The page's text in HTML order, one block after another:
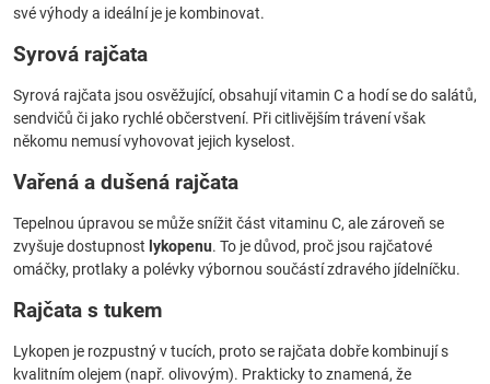
své výhody a ideální je je kombinovat.
Syrová rajčata
Syrová rajčata jsou osvěžující, obsahují vitamin C a hodí se do salátů,
sendvičů či jako rychlé občerstvení. Při citlivějším trávení však
někomu nemusí vyhovovat jejich kyselost.
Vařená a dušená rajčata
Tepelnou úpravou se může snížit část vitaminu C, ale zároveň se
zvyšuje dostupnost lykopenu. To je důvod, proč jsou rajčatové
omáčky, protlaky a polévky výbornou součástí zdravého jídelníčku.
Rajčata s tukem
Lykopen je rozpustný v tucích, proto se rajčata dobře kombinují s
kvalitním olejem (např. olivovým). Prakticky to znamená, že